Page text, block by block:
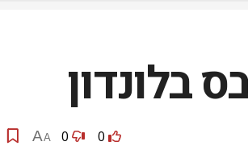
בלונדון
0
0
A
A